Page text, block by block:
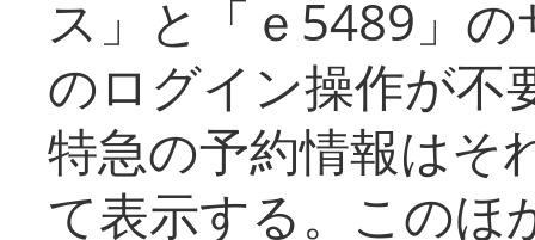
ス」と「ｅ5489」
のログイン操作が不
特急の予約情報はそ
て表示する。このほ